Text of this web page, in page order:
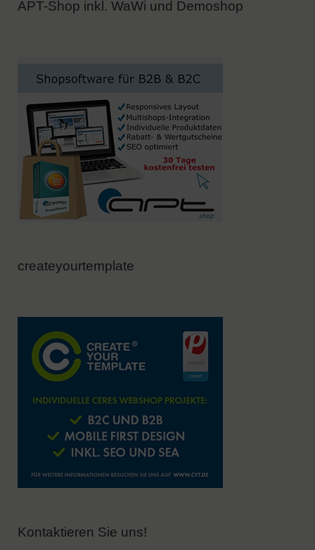
APT-Shop inkl. WaWi und Demoshop
createyourtemplate
Kontaktieren Sie uns!